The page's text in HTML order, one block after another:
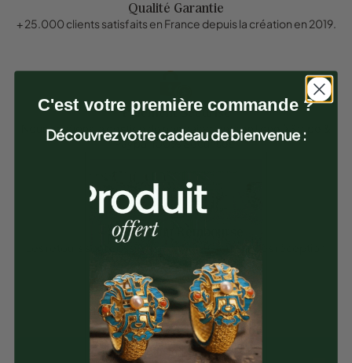
Qualité Garantie
+ 25.000 clients satisfaits en France depuis la création en 2019.
Paiement Sécurisé
Nous confions la gestion de nos paiements en ligne à Stripe &
Paypal 100% Sécurisés.
Satisfait ou Remboursé
Les retours sont possible pendant 30 jours après réception
des articles.
C'est votre première commande ?
Découvrez votre cadeau de bienvenue :